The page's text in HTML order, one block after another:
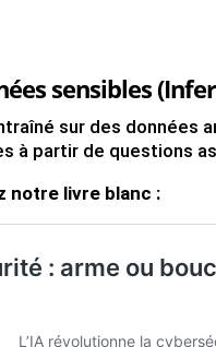
sensibles
sur des
à partir de questions
notre livre blanc :